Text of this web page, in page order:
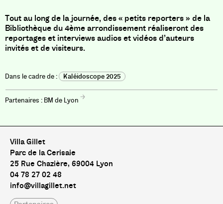
Tout au long de la journée, des « petits reporters » de la
Bibliothèque du 4ème arrondissement réaliseront des
reportages et interviews audios et vidéos d’auteurs
invités et de visiteurs.
Kaléidoscope 2025
BM de Lyon
Villa Gillet
Parc de la Cerisaie
25 Rue Chazière, 69004 Lyon
04 78 27 02 48
info@villagillet.net